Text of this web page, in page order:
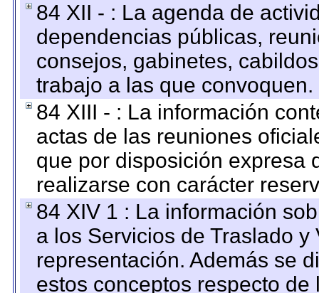
84 XII - : La agenda de
dependencias públicas,
consejos, gabinetes,
trabajo a las que convoquen.
84 XIII - : La información
actas de las reuniones
que por disposición expresa
realizarse con carácter
84 XIV 1 : La información
a los Servicios de Traslado
representación. Además se
estos conceptos respecto